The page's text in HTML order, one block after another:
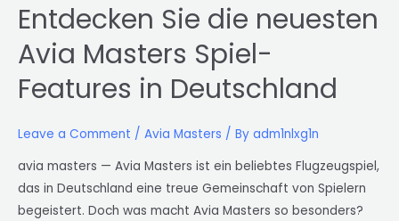
Entdecken Sie die neuesten
Avia Masters Spiel-
Features in Deutschland
Leave a Comment / Avia Masters / By adm1nlxg1n
avia masters — Avia Masters ist ein beliebtes Flugzeugspiel,
das in Deutschland eine treue Gemeinschaft von Spielern
begeistert. Doch was macht Avia Masters so besonders?